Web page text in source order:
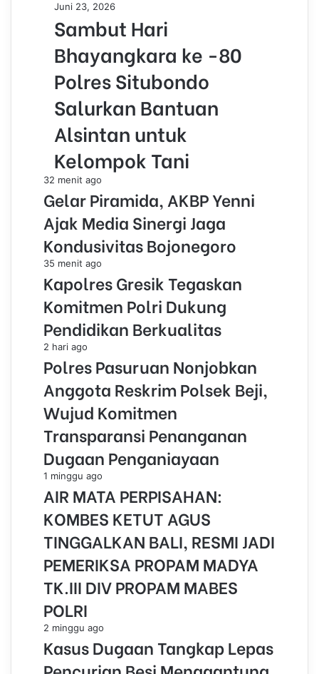
Juni 23, 2026
Sambut Hari
Bhayangkara ke -80
Polres Situbondo
Salurkan Bantuan
Alsintan untuk
Kelompok Tani
32 menit ago
Gelar Piramida, AKBP Yenni
Ajak Media Sinergi Jaga
Kondusivitas Bojonegoro
35 menit ago
Kapolres Gresik Tegaskan
Komitmen Polri Dukung
Pendidikan Berkualitas
2 hari ago
Polres Pasuruan Nonjobkan
Anggota Reskrim Polsek Beji,
Wujud Komitmen
Transparansi Penanganan
Dugaan Penganiayaan
1 minggu ago
AIR MATA PERPISAHAN:
KOMBES KETUT AGUS
TINGGALKAN BALI, RESMI JADI
PEMERIKSA PROPAM MADYA
TK.III DIV PROPAM MABES
POLRI
2 minggu ago
Kasus Dugaan Tangkap Lepas